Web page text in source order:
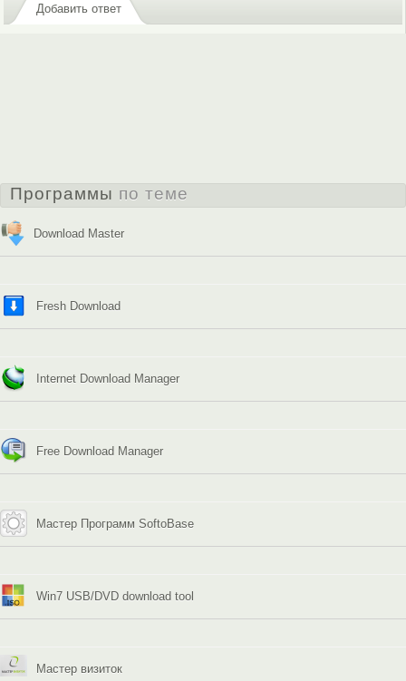
Добавить ответ
Программы по теме
Download Master
Fresh Download
Internet Download Manager
Free Download Manager
Мастер Программ SoftoBase
Win7 USB/DVD download tool
Мастер визиток